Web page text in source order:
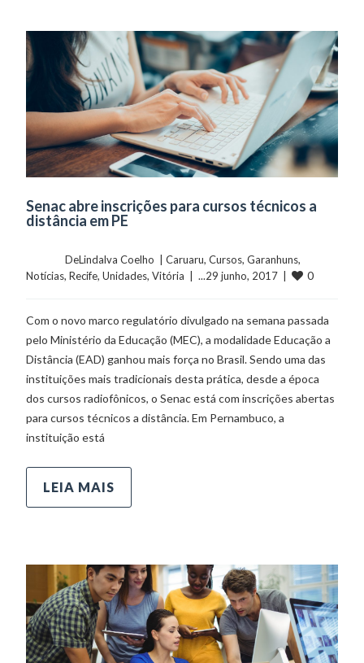
Senac abre inscrições para cursos técnicos a
distância em PE
	    	DeLindalva Coelho  |
Caruaru, Cursos, Garanhuns
Notícias, Recife, Unidades, Vitória
  |  ...29 junho, 2017  |
0
Com o novo marco regulatório divulgado na semana passada
pelo Ministério da Educação (MEC), a modalidade Educação a
Distância (EAD) ganhou mais força no Brasil. Sendo uma das
instituições mais tradicionais desta prática, desde a época
dos cursos radiofônicos, o Senac está com inscrições abertas
para cursos técnicos a distância. Em Pernambuco, a
instituição está
LEIA MAIS